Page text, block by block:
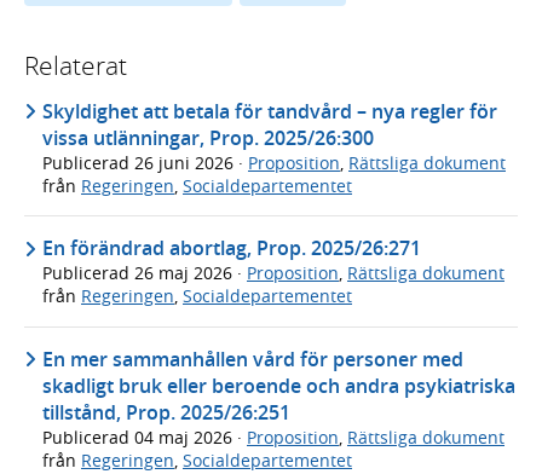
Relaterat
Skyldighet att betala för tandvård – nya regler för
vissa utlänningar, Prop. 2025/26:300
Publicerad 26 juni 2026 · Proposition Rättsliga dokument
från Regeringen Socialdepartementet
En förändrad abortlag, Prop. 2025/26:271
Publicerad 26 maj 2026 · Proposition, Rättsliga dokument
från Regeringen, Socialdepartementet
En mer sammanhållen vård för personer med
skadligt bruk eller beroende och andra psykiatriska
tillstånd, Prop. 2025/26:251
Publicerad 04 maj 2026 · Proposition, Rättsliga dokument
från Regeringen, Socialdepartementet